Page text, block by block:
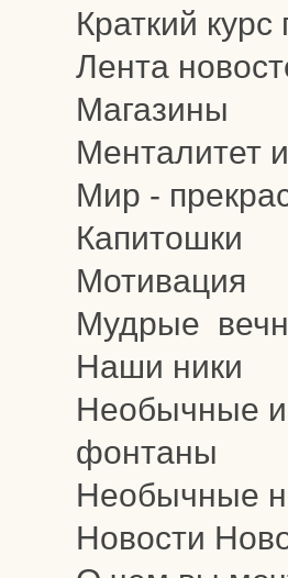
Краткий
Лента
Магазины
Менталитет
Мир -
Капитошки
Мотивация
Мудрые
Наши ники
Необычные
фонтаны
Необычные
Новости